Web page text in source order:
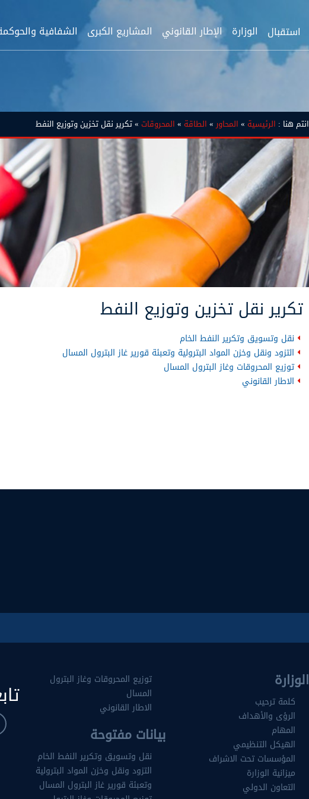
استقبال الوزارة الإطار القانوني المشاريع الكبرى الشفافية
انتم هنا : الرئيسية » المحاور» الطاقة » المحروقات » تكرير نقل تخزين وتوزيع النفط
تكرير نقل تخزين وتوزيع النفط
نقل وتسويق وتكرير النفط الخام
التزود ونقل وخزن المواد البترولية وتعبئة قورير غاز البترول المسال
توزيع المحروقات وغاز البترول المسال
الاطار القانوني
الوزارة
كلمة ترحيب
الرؤى والأهداف
المهام
الهيكل التنظيمي
المؤسسات تحت الاشراف
ميزانية الوزارة
التعاون الدولي
توزيع المحروقات وغاز البترول
المسال
الاطار القانوني
بيانات مفتوحة
نقل وتسويق وتكرير النفط الخام
التزود ونقل وخزن المواد البترولية
وتعبئة قورير غاز البترول المسال